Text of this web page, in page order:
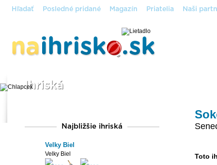
Hľadať Posledné pridané Magazín Priatelia Naši
Ihriská
Najbližšie ihriská
Velky Biel
Velky Biel Toto